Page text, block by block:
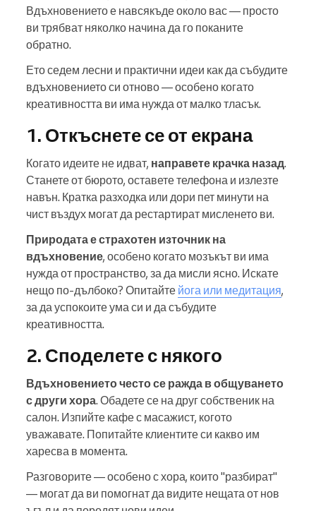
Вдъхновението е навсякъде около вас — просто
ви трябват няколко начина да го поканите
обратно.
Ето седем лесни и практични идеи как да събудите
вдъхновението си отново — особено когато
креативността ви има нужда от малко тласък.
1. Откъснете се от екрана
Когато идеите не идват, направете крачка назад.
Станете от бюрото, оставете телефона и излезте
навън. Кратка разходка или дори пет минути на
чист въздух могат да рестартират мисленето ви.
Природата е страхотен източник на
вдъхновение, особено когато мозъкът ви има
нужда от пространство, за да мисли ясно. Искате
нещо по-дълбоко? Опитайте йога или медитация,
за да успокоите ума си и да събудите
креативността.
2. Споделете с някого
Вдъхновението често се ражда в общуването
с други хора. Обадете се на друг собственик на
салон. Изпийте кафе с масажист, когото
уважавате. Попитайте клиентите си какво им
харесва в момента.
Разговорите — особено с хора, които "разбират"
— могат да ви помогнат да видите нещата от нов